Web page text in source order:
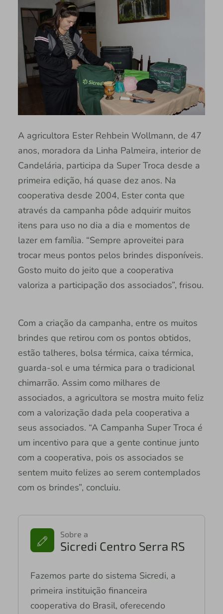
A agricultora Ester Rehbein Wollmann, de 47
anos, moradora da Linha Palmeira, interior de
Candelária, participa da Super Troca desde a
primeira edição, há quase dez anos. Na
cooperativa desde 2004, Ester conta que
através da campanha pôde adquirir muitos
itens para uso no dia a dia e momentos de
lazer em família. “Sempre aproveitei para
trocar meus pontos pelos brindes disponíveis.
Gosto muito do jeito que a cooperativa
valoriza a participação dos associados”, frisou.
Com a criação da campanha, entre os muitos
brindes que retirou com os pontos obtidos,
estão talheres, bolsa térmica, caixa térmica,
guarda-sol e uma térmica para o tradicional
chimarrão. Assim como milhares de
associados, a agricultora se mostra muito feliz
com a valorização dada pela cooperativa a
seus associados. “A Campanha Super Troca é
um incentivo para que a gente continue junto
com a cooperativa, pois os associados se
sentem muito felizes ao serem contemplados
com os brindes”, concluiu.
Sobre a
Sicredi Centro Serra RS
Fazemos parte do sistema Sicredi, a
primeira instituição financeira
cooperativa do Brasil, oferecendo